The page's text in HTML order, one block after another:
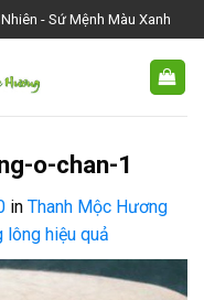
- Sứ Mệnh Màu Xanh
o-chan-1
in Thanh Mộc Hương
lông hiệu quả